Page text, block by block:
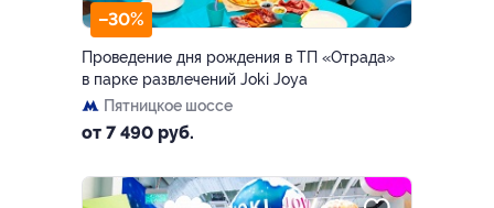
–30%
Проведение дня рождения в ТП «Отрада»
в парке развлечений Joki Joya
Пятницкое шоссе
от 7 490 руб.